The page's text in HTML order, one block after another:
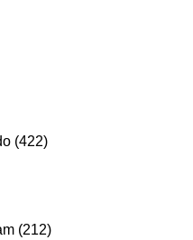
(422)
(212)